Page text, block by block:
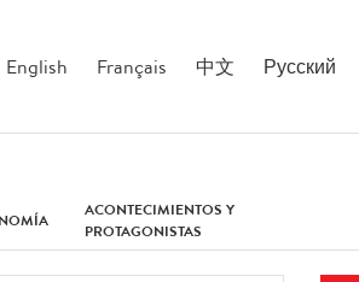
English Français 中文 Русский
ACONTECIMIENTOS Y
PROTAGONISTAS